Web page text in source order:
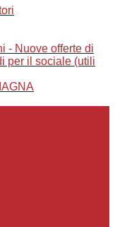
- Nuove offerte di
per il sociale (utili